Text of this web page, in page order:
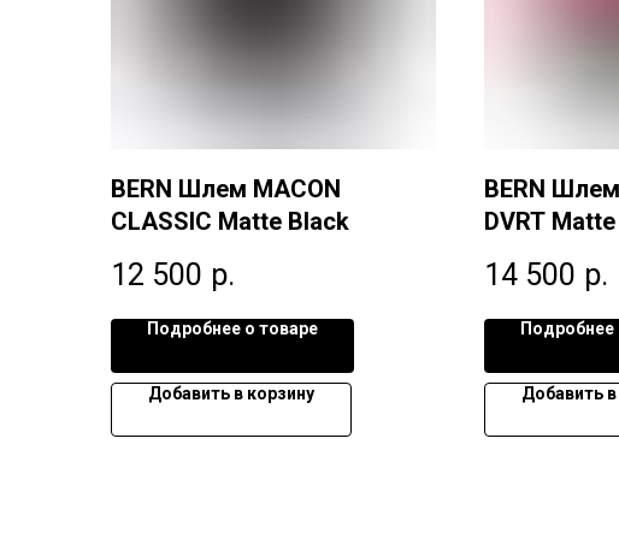
BERN Шлем MACON
CLASSIC Matte Black
12 500 р.
Подробнее о товаре
Добавить в корзину
BERN
DVRT
14 500 р.
Подробнее
Добавить